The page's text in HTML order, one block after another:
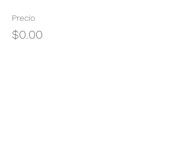
Precio
$0.00